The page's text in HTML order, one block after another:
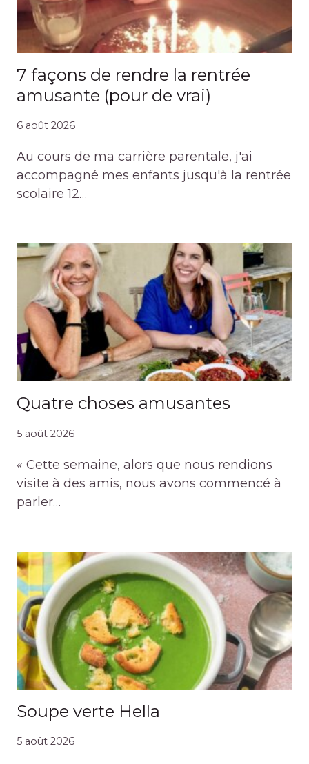
7 façons de rendre la rentrée
amusante (pour de vrai)
6 août 2026
Au cours de ma carrière parentale, j'ai
accompagné mes enfants jusqu'à la rentrée
scolaire 12…
Quatre choses amusantes
5 août 2026
« Cette semaine, alors que nous rendions
visite à des amis, nous avons commencé à
parler…
Soupe verte Hella
5 août 2026